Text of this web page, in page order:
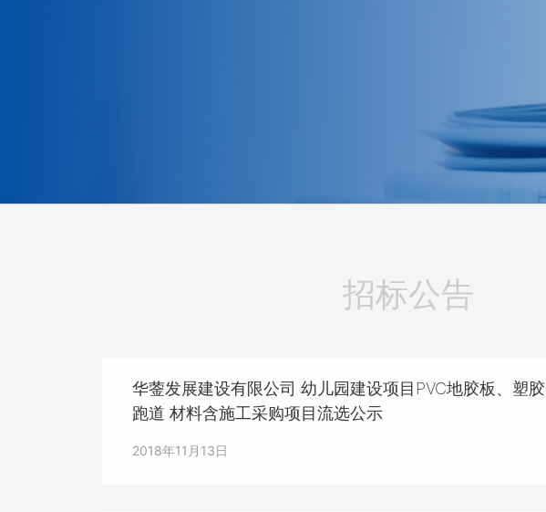
招标公告
华蓥发展建设有限公司 幼儿园建设项目PVC地胶板、塑胶
跑道 材料含施工采购项目流选公示
2018年11月13日